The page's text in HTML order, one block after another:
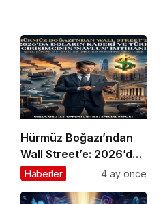
Hürmüz Boğazı’ndan
Wall Street’e: 2026’da
Doların Kaderi ve Türk
Haberler 4 ay önce